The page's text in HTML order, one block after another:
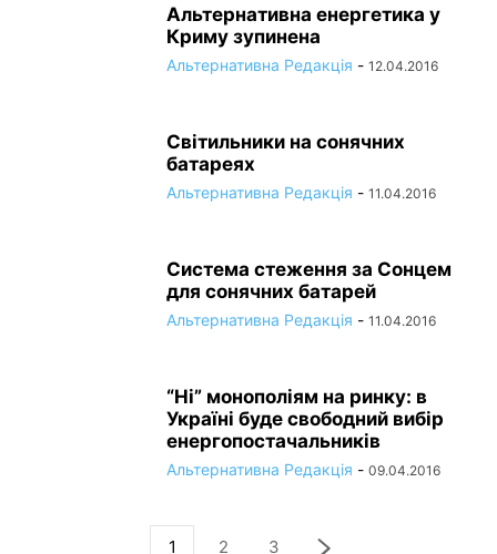
Альтернативна енергетика у
Криму зупинена
Альтернативна Редакція - 12.04.2016
Світильники на сонячних
батареях
Альтернативна Редакція - 11.04.2016
Система стеження за Сонцем
для сонячних батарей
Альтернативна Редакція - 11.04.2016
“Ні” монополіям на ринку: в
Україні буде свободний вибір
енергопостачальників
Альтернативна Редакція - 09.04.2016
1 2 3